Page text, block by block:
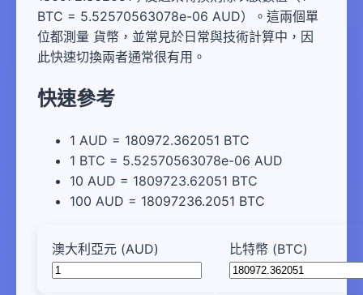
BTC = 5.52570563078e-06 AUD）。這兩個單
位都測量 貨幣，並常見於日常與技術計算中，因
此快速切換兩者通常很有用。
快速參考
1 AUD = 180972.362051 BTC
1 BTC = 5.52570563078e-06 AUD
10 AUD = 1809723.62051 BTC
100 AUD = 18097236.2051 BTC
澳大利亞元 (AUD) 比特幣 (BTC)